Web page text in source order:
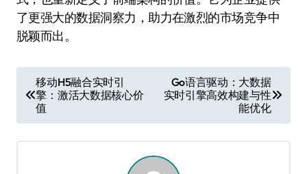
了更强大的数据洞察力，助力在激烈的市场竞争中
脱颖而出。
章
导
航
移动H5融合实时引
擎：激活大数据核心价
值
Go语言驱动：大数据
实时引擎高效构建与性
能优化